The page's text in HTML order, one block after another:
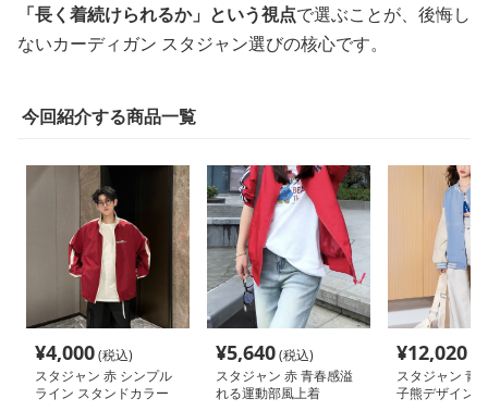
「長く着続けられるか」という視点で選ぶことが、後悔し
ないカーディガン スタジャン選びの核心です。
今回紹介する商品一覧
¥4,000(税込)
スタジャン 赤 シンプル
ライン スタンドカラー
¥5,640(税込)
スタジャン 赤 青春感溢
れる運動部風上着
¥12,020
スタジャン 青
子熊デザイン